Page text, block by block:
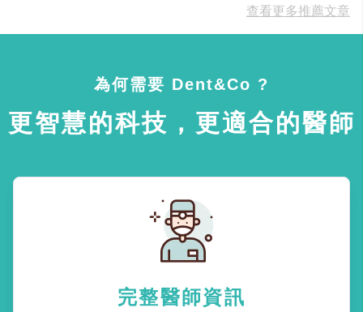
查看更多推薦文章
為何需要 Dent&Co ?
更智慧的科技，更適合的醫師
完整醫師資訊